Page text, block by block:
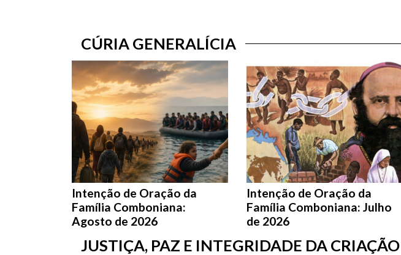
CÚRIA GENERALÍCIA
Intenção de Oração da
Família Comboniana:
Agosto de 2026
Intenção de Oração da
Família Comboniana: Julho
de 2026
JUSTIÇA, PAZ E INTEGRIDADE DA CRIAÇÃO